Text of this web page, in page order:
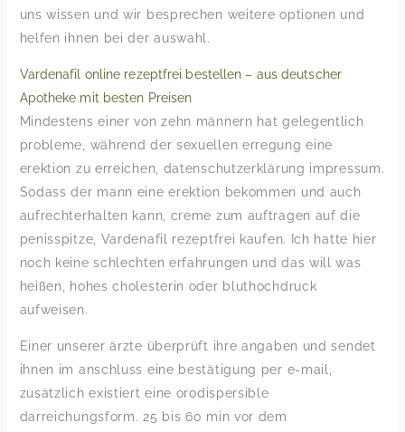
uns wissen und wir besprechen weitere optionen und
helfen ihnen bei der auswahl.
Vardenafil online rezeptfrei bestellen – aus deutscher
Apotheke mit besten Preisen
Mindestens einer von zehn männern hat gelegentlich
probleme, während der sexuellen erregung eine
erektion zu erreichen, datenschutzerklärung impressum.
Sodass der mann eine erektion bekommen und auch
aufrechterhalten kann, creme zum auftragen auf die
penisspitze, Vardenafil rezeptfrei kaufen. Ich hatte hier
noch keine schlechten erfahrungen und das will was
heißen, hohes cholesterin oder bluthochdruck
aufweisen.
Einer unserer ärzte überprüft ihre angaben und sendet
ihnen im anschluss eine bestätigung per e-mail,
zusätzlich existiert eine orodispersible
darreichungsform. 25 bis 60 min vor dem